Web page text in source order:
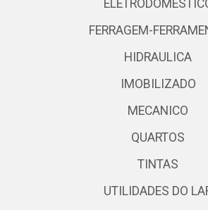
FERRAGEM-
HIDRAULICA
IMOBILIZADO
MECANICO
QUARTOS
TINTAS
UTILIDADES DO